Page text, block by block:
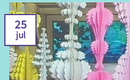
25
jul